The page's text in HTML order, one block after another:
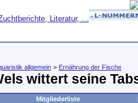
allgemein > Ernährung der Fische
wittert seine
Mitgliederliste